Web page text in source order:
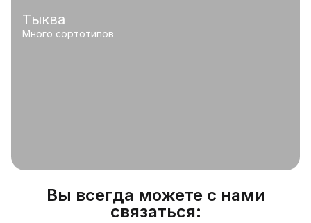
Тыква
Много сортотипов
Вы всегда можете с нами
связаться: